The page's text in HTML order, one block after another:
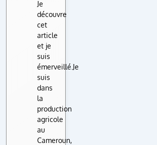
Je
découvre
cet
article
et je
suis
émerveillé.Je
suis
dans
la
production
agricole
au
Cameroun,